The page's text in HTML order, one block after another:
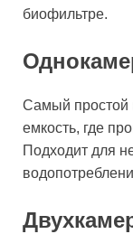
биофильтре.
Самый простой
емкость, где
Подходит для